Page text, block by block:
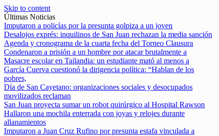
Skip to content
Últimas Noticias
Imputaron a policías por la presunta golpiza a un joven
Desalojos exprés: inquilinos de San Juan rechazan la media sanción
Agenda y cronograma de la cuarta fecha del Torneo Clausura
Condenaron a prisión a un hombre por atacar brutalmente a
Masacre escolar en Tailandia: un estudiante mató al menos a
García Cuerva cuestionó la dirigencia política: “Hablan de los
pobres,
Día de San Cayetano: organizaciones sociales y desocupados
movilizados reclaman
San Juan proyecta sumar un robot quirúrgico al Hospital Rawson
Hallaron una mochila enterrada con joyas y relojes durante
allanamientos
Imputaron a Juan Cruz Rufino por presunta estafa vinculada a